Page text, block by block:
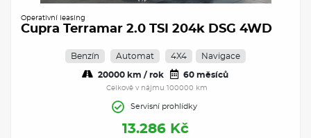
Operativní leasing
Cupra Terramar 2.0 TSI 204k DSG 4WD
Benzín Automat 4X4 Navigace
20000 km / rok 60 měsíců
Celkově v nájmu 100000 km
Servisní prohlídky
13.286 Kč